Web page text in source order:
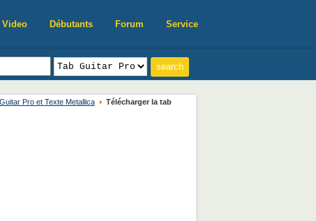
Video Débutants Forum Service
Pro et Texte Metallica Télécharger la tab